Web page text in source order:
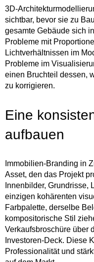
3D-
sichtbar, bevor sie zu
gesamte Gebäude sich
Probleme mit
Lichtverhältnissen im
Probleme im
einen Bruchteil dessen,
zu korrigieren.
Eine
aufbauen
Immobilien-Branding in
Asset, den das Projekt
Innenbilder, Grundrisse,
einzigen kohärenten
Farbpalette, derselbe
kompositorische Stil
Verkaufsbroschüre über
Investoren-Deck. Diese
Professionalität und